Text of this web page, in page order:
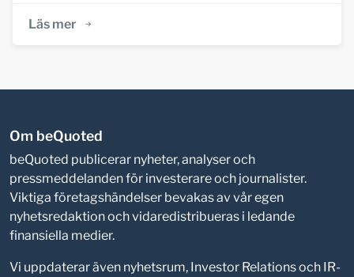
Läs mer
Om beQuoted
beQuoted publicerar nyheter, analyser och
pressmeddelanden för investerare och journalister.
Viktiga företagshändelser bevakas av vår egen
nyhetsredaktion och vidaredistribueras i ledande
finansiella medier.
Vi uppdaterar även nyhetsrum, Investor Relations och IR-